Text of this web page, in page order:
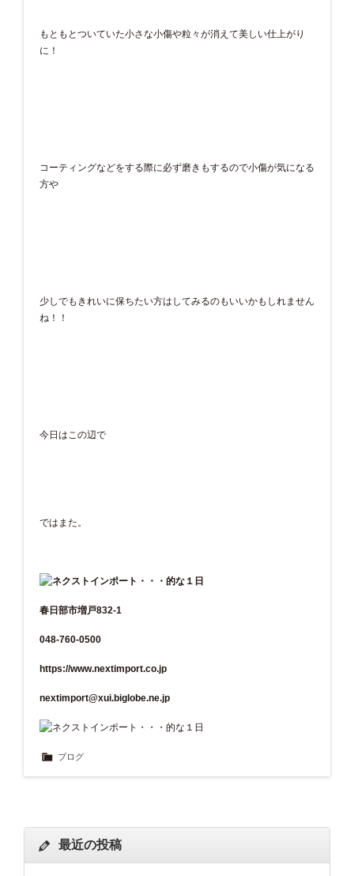
もともとついていた小さな小傷や粒々が消えて美しい仕上がり
に！
コーティングなどをする際に必ず磨きもするので小傷が気になる
方や
少しでもきれいに保ちたい方はしてみるのもいいかもしれません
ね！！
今日はこの辺で
ではまた。
春日部市増戸832-1
048-760-0500
https://www.nextimport.co.jp
nextimport@xui.biglobe.ne.jp
ブログ
最近の投稿